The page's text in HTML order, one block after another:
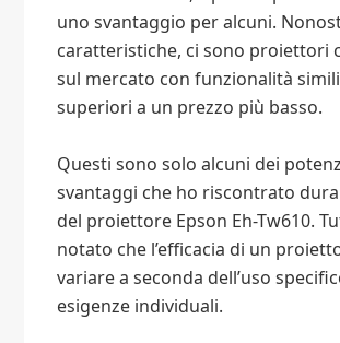
uno svantaggio per alcuni.
caratteristiche, ci sono proiettori
sul mercato con funzionalità
superiori a un prezzo più basso.
Questi sono solo alcuni dei
svantaggi che ho riscontrato
del proiettore Epson Eh-Tw610.
notato che l’efficacia di un
variare a seconda dell’uso
esigenze individuali.